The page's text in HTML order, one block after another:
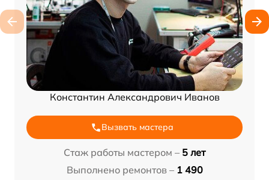
Константин Александрович Иванов
Вызвать мастера
Стаж работы мастером – 5 лет
Выполнено ремонтов – 1 490